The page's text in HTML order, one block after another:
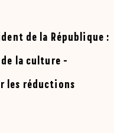
de la République :
la culture -
les réductions